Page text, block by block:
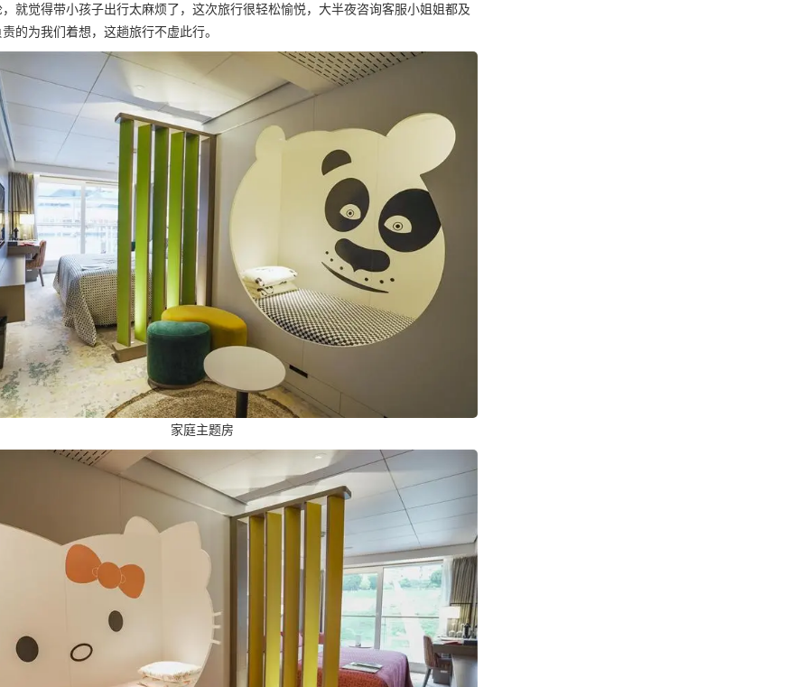
就觉得带小孩子出行太麻烦了，这次旅行很轻松愉悦，大半夜咨询客服小姐姐都及
的为我们着想，这趟旅行不虚此行。
家庭主题房